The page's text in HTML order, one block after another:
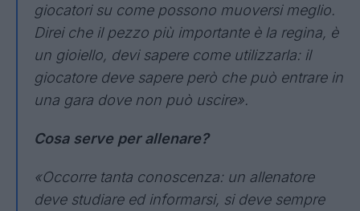
giocatori su come possono muoversi meglio.
Direi che il pezzo più importante è la regina, è
un gioiello, devi sapere come utilizzarla: il
giocatore deve sapere però che può entrare in
una gara dove non può uscire».
Cosa serve per allenare?
«Occorre tanta conoscenza: un allenatore
deve studiare ed informarsi, si deve sempre